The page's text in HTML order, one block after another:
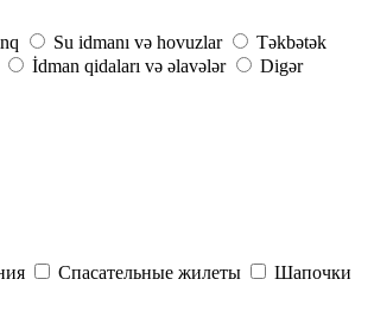
Su idmanı və hovuzlar
Təkbətək
İdman qidaları və əlavələr
Digər
Спасательные жилеты
Шапочки